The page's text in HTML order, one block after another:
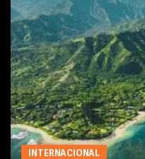
INTERNACIONAL